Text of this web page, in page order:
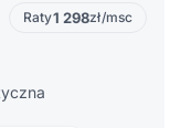
Raty1 298zł/msc